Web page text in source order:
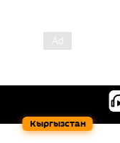
Кыргызстан